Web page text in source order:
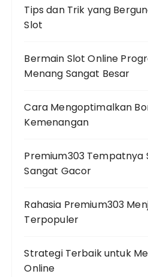
Tips dan Trik yang
Slot
Bermain Slot Online
Menang Sangat Besar
Cara Mengoptimalkan
Kemenangan
Premium303 Tempatnya
Sangat Gacor
Rahasia Premium303
Terpopuler
Strategi Terbaik untuk
Online